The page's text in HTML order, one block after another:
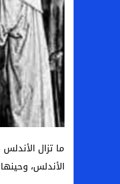
ما تزال
الأندلس،